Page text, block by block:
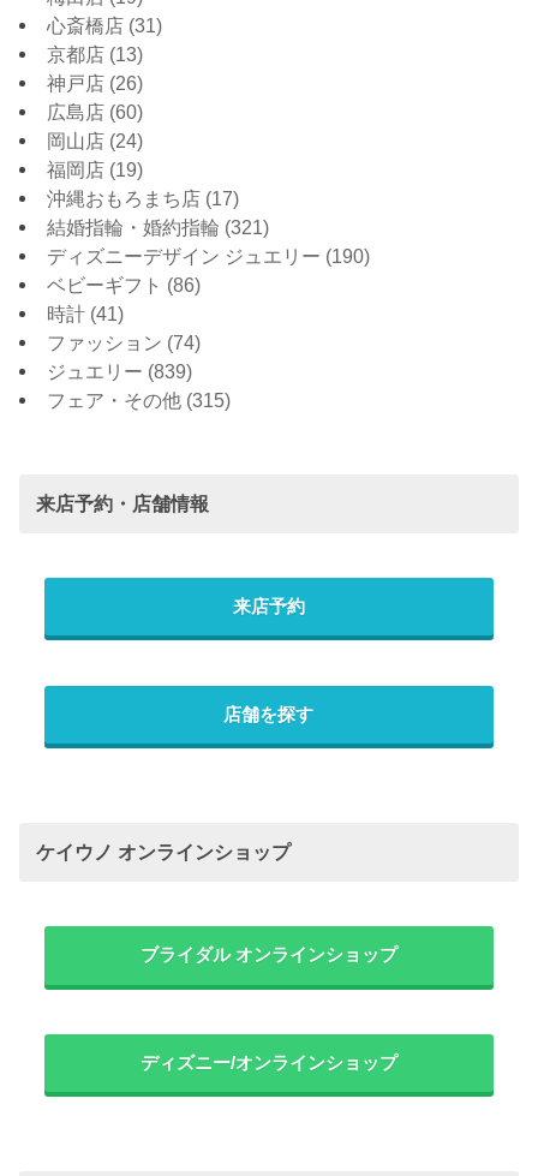
心斎橋店 (31)
京都店 (13)
神戸店 (26)
広島店 (60)
岡山店 (24)
福岡店 (19)
沖縄おもろまち店 (17)
結婚指輪・婚約指輪 (321)
ディズニーデザイン ジュエリー (190)
ベビーギフト (86)
時計 (41)
ファッション (74)
ジュエリー (839)
フェア・その他 (315)
来店予約・店舗情報
来店予約
店舗を探す
ケイウノ オンラインショップ
ブライダル オンラインショップ
ディズニー/オンラインショップ